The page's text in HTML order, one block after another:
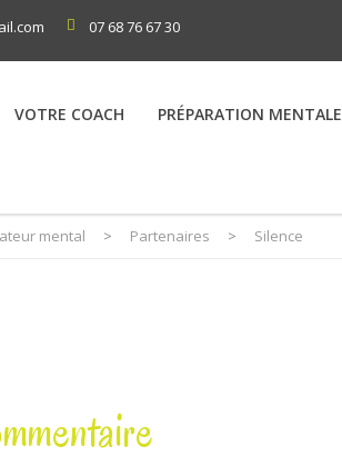
07 68 76 67 30
VOTRE COACH PRÉPARATION MENTALE
mental > Partenaires > Silence